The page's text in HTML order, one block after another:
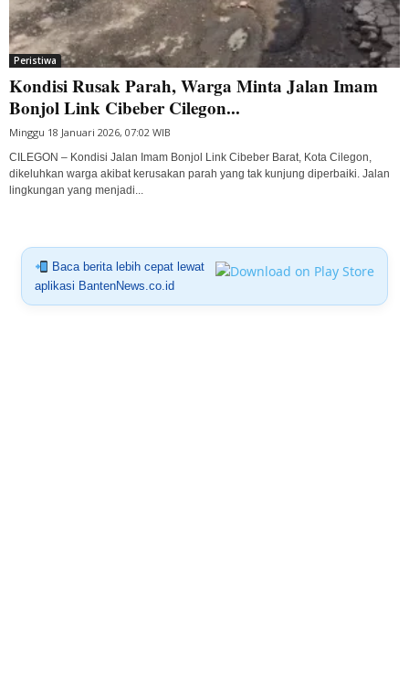
Peristiwa
Kondisi Rusak Parah, Warga Minta Jalan Imam
Bonjol Link Cibeber Cilegon...
Minggu 18 Januari 2026, 07:02 WIB
CILEGON – Kondisi Jalan Imam Bonjol Link Cibeber Barat, Kota Cilegon,
dikeluhkan warga akibat kerusakan parah yang tak kunjung diperbaiki. Jalan
lingkungan yang menjadi...
Baca berita lebih cepat lewat
aplikasi BantenNews.co.id